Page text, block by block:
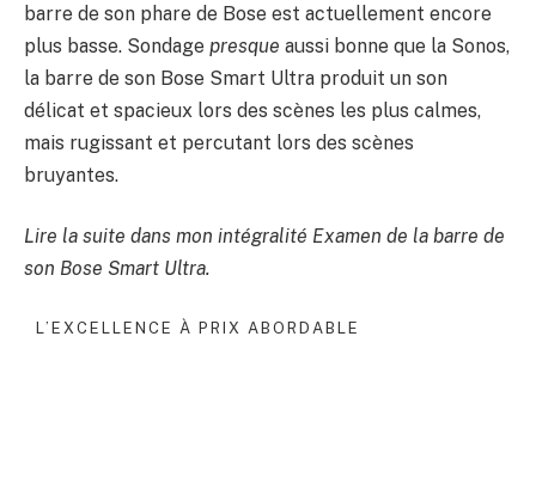
barre de son phare de Bose est actuellement encore
plus basse. Sondage presque aussi bonne que la Sonos,
la barre de son Bose Smart Ultra produit un son
délicat et spacieux lors des scènes les plus calmes,
mais rugissant et percutant lors des scènes
bruyantes.
Lire la suite dans mon intégralité Examen de la barre de
son Bose Smart Ultra.
L’EXCELLENCE À PRIX ABORDABLE